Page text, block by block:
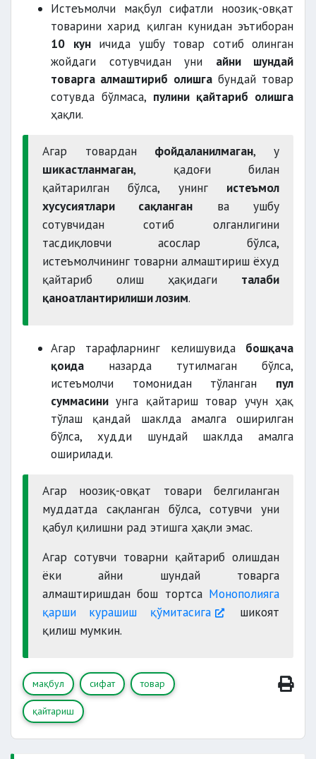
Истеъмолчи мақбул сифатли ноозиқ-овқат
товарини харид қилган кунидан эътиборан
10 куничида ушбу товар сотиб олинган
жойдаги сотувчидан уни айни шундай
товарга алмаштириб олишгабундай товар
сотувда бўлмаса, пулини қайтариб олишга
ҳақли.
Агар товардан фойдаланилмаган, у
шикастланмаган, қадоғи билан
қайтарилган бўлса, унинг истеъмол
хусусиятлари сақланган ва ушбу
сотувчидан сотиб олганлигини
тасдиқловчи асослар бўлса,
истеъмолчининг товарни алмаштириш ёхуд
қайтариб олиш ҳақидаги талаби
қаноатлантирилиши лозим.
Агар тарафларнинг келишувида бошқача
қоида назарда тутилмаган бўлса,
истеъмолчи томонидан тўланган пул
суммасини унга қайтариш товар учун ҳақ
тўлаш қандай шаклда амалга оширилган
бўлса, худди шундай шаклда амалга
оширилади.
Агар ноозиқ-овқат товари белгиланган
муддатда сақланган бўлса, сотувчи уни
қабул қилишни рад этишга ҳақли эмас.
Агар сотувчи товарни қайтариб олишдан
ёки айни шундай товарга
алмаштиришдан бош тортса Монополияга
қарши курашиш қўмитасига
шикоят
қилиш мумкин.
мақбул сифат товар
қайтариш